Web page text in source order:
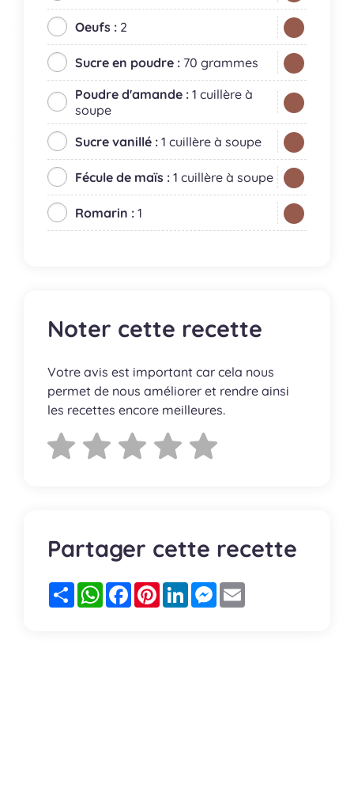
Oeufs : 2
Sucre en poudre : 70 grammes
Poudre d'amande : 1 cuillère à
soupe
Sucre vanillé : 1 cuillère à soupe
Fécule de maïs : 1 cuillère à soupe
Romarin : 1
Noter cette recette
Votre avis est important car cela nous
permet de nous améliorer et rendre ainsi
les recettes encore meilleures.
Partager cette recette
PartagerWhatsApp
FacebookPinterestLinkedInMessenger